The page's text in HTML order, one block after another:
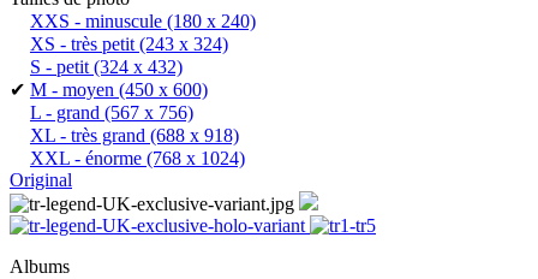
XXS - minuscule (180 x 240)
XS - très petit(243 x 324)
S - petit(324 x 432)
✔ M - moyen (450 x 600)
L - grand (567 x 756)
XL - très grand (688 x 918)
XXL - énorme (768 x 1024)
Original
Albums